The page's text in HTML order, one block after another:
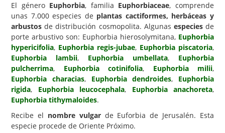
Hongos
Carencias
Fotos
Flores y Plantas
Árboles y Palmeras
Arbustos y Trepadoras
Cactus y Suculentas
El género Euphorbia, familia Euphorbiaceae, comprende
unas 7.000 especies de plantas cactiformes, herbáceas y
arbustos de distribución cosmopolita. Algunas especiesde
porte arbustivo son: Euphorbia hierosolymitana, Euphorbia
hypericifolia, Euphorbia regis-jubae, Euphorbia piscatoria,
Euphorbia lambii, Euphorbia umbellata, Euphorbia
pulcherrima, Euphorbia cotinifolia, Euphorbia milii,
Euphorbia characias, Euphorbia dendroides, Euphorbia
rigida, Euphorbia leucocephala, Euphorbia anachoreta,
Euphorbia tithymaloides.
Recibe el nombre vulgarde Euforbia de Jerusalén. Esta
especie procede de Oriente Próximo.